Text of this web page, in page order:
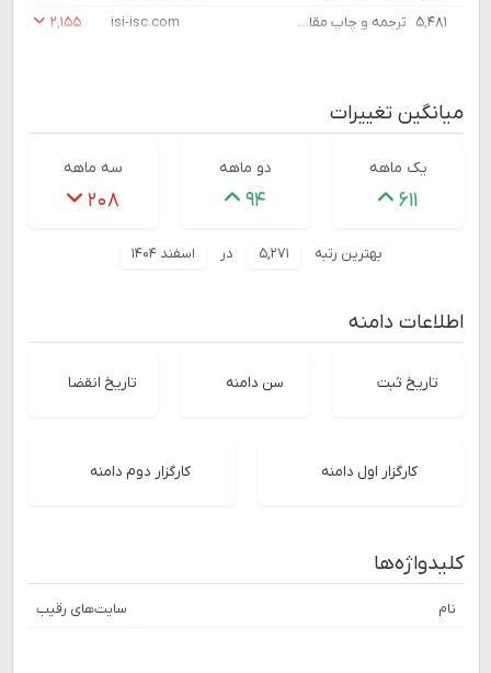
۵,۴۸۱
ترجمه و چاپ مقاله و کتاب | چاپ مقاله - موسسه انتشاراتی اشراق isi-isc.com ۲,۱۵۵
میانگین تغییرات
یک ماهه
۶۱۱
دو ماهه
۹۴
سه ماهه
۲۰۸
بهترین رتبه ۵,۲۷۱ در اسفند ۱۴۰۴
اطلاعات دامنه
تاریخ ثبت سن دامنه تاریخ انقضا
کارگزار اول دامنه کارگزار دوم دامنه
کلیدواژه‌ها
نام سایت‌های رقیب